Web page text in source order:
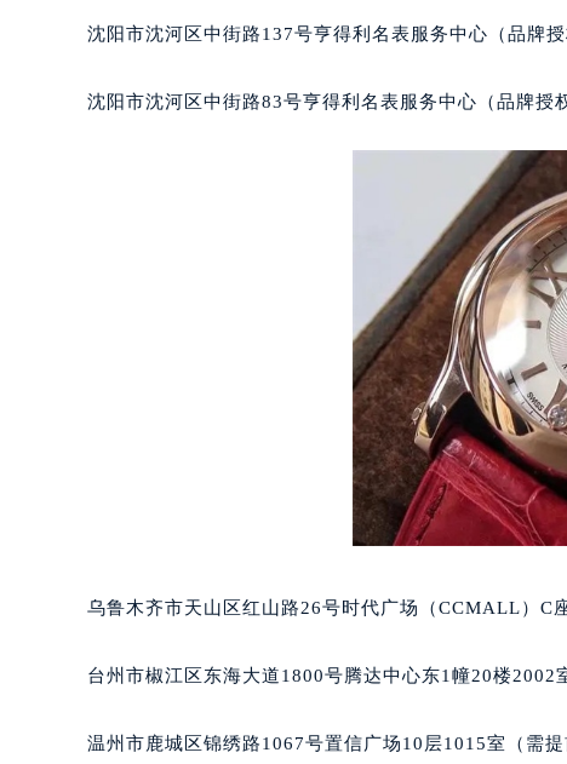
辽宁省本溪市平山区胜利路萧邦售后服
辽宁省丹东市振兴区七经街萧邦售后服
辽宁省阜新市海州区解放大街萧邦售后
辽宁省葫芦岛市连山区中央路萧邦售后
辽宁省锦州市古塔区中央大街萧邦售后
辽宁省辽阳市白塔区新运大街萧邦售后
辽宁省盘锦市兴隆台区石油大街萧邦售
辽宁省铁岭市银州区南马路萧邦售后服
辽宁省营口市站前区市府路与渤海大街
辽宁省沈阳市沈河区中街路137号亨得
辽宁省沈阳市沈河区中街路83号亨得
北京市朝阳区建国门外大街甲6号华熙
北京市东城区东长安街1号王府井东方
河北省保定市竞秀区朝阳北大街北国先
内蒙古自治区巴彦淖尔市临河区新华街
内蒙古自治区赤峰市红山区哈达街萧邦
内蒙古自治区呼伦贝尔市海拉尔区中央
沈阳市沈河区中街路137号亨得利名表服务中心（品牌
沈阳市沈河区中街路83号亨得利名表服务中心（品牌授
乌鲁木齐市天山区红山路26号时代广场（CCMALL）C
台州市椒江区东海大道1800号腾达中心东1幢20楼2002
温州市鹿城区锦绣路1067号置信广场10层1015室（需提